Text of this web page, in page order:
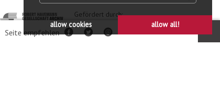
allow cookies allow all!
Seite empfehlen FacebookTwitterper
http://www.havemann-
gesellschaft.de/
Gefördert durch: http://